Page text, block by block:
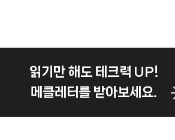
읽기만 해도 테크력 UP!
메클레터를 받아보세요.